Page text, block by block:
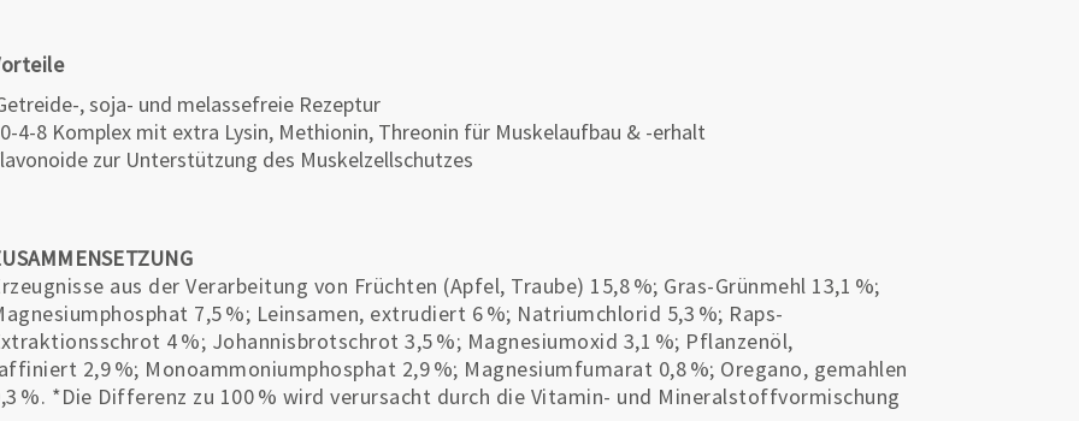
, soja- und melassefreie Rezeptur
4-8 Komplex mit extra Lysin, Methionin, Threonin für Muskelaufbau & -erhalt
zur Unterstützung des Muskelzellschutzes
aus der Verarbeitung von Früchten (Apfel, Traube) 15,8 %; Gras-Grünmehl 13,1 %;
7,5 %; Leinsamen, extrudiert 6 %; Natriumchlorid 5,3 %; Raps-
4 %; Johannisbrotschrot 3,5 %; Magnesiumoxid 3,1 %; Pflanzenöl,
2,9 %; Monoammoniumphosphat 2,9 %; Magnesiumfumarat 0,8 %; Oregano, gemahlen
%. *Die Differenz zu 100 % wird verursacht durch die Vitamin- und Mineralstoffvormischung